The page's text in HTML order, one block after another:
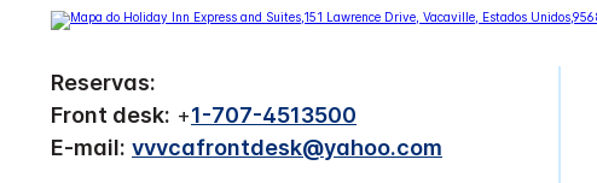
Reservas:
Front desk: +1-707-4513500
E-mail: vvvcafrontdesk@yahoo.com